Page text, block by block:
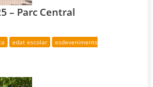
– Parc Central
edat escolar
esdeveniments